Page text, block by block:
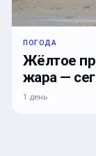
ПОГОДА
Жёлтое
жара —
1 день